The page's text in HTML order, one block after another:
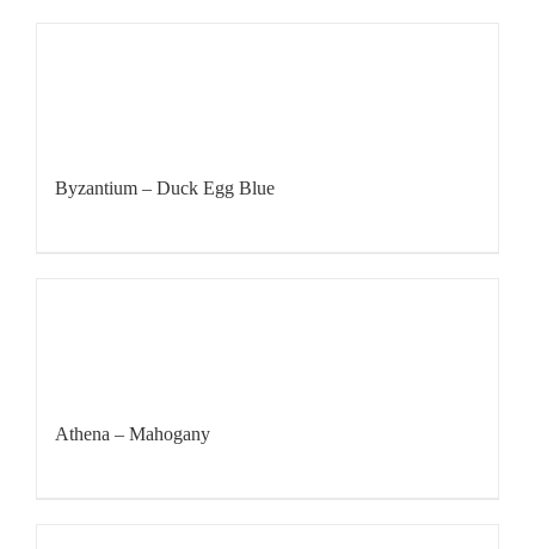
Byzantium – Duck Egg Blue
Athena – Mahogany